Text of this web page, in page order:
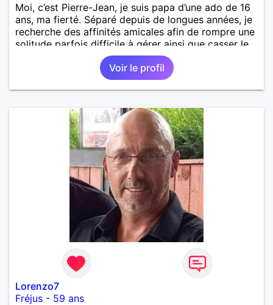
Moi, c’est Pierre-Jean, je suis papa d’une ado de 16
ans, ma fierté. Séparé depuis de longues années, je
recherche des affinités amicales afin de rompre une
solitude parfois difficile à gérer ainsi que casser le
vague à l’âme. L’amitié reste extrêmement
importante à mes yeux mais peut se décliner en des
sentiments plus puissants. « Le temps fera son
œuvre » disait Arthur Schopenhauer, philosophe
autant être trop locace. Je suis bourré de qualités
avec très peu de défauts. Je suis altruiste,
bienveillant, empathique, attentionné, honnête,
respectueux, doux de caractère et compréhensif : je
laisse « glisser » beaucoup de choses. Mais ne vous
m’éprenez pas Mesdames, si une personne que
j’aime me trahit une fois, il n’y aura pas de seconde
chance et je l’effacerai à « vitam eternam ».
Néanmoins, je suis un tout petit peu maniaque ainsi
qu’impatient. J’essaye de faire des efforts. Rien de
bien dramatique ! Du moins je le pense……Je suis un
homme facile à vivre. À vous si vous le souhaitez,
d’apprendre à me connaître davantage. J’en serai
ravi….A très bientôt je l’espère.
Voir le profil
Lorenzo7
Fréjus - 59 ans